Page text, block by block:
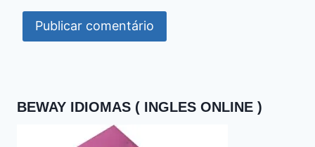
BEWAY IDIOMAS ( INGLES ONLINE )